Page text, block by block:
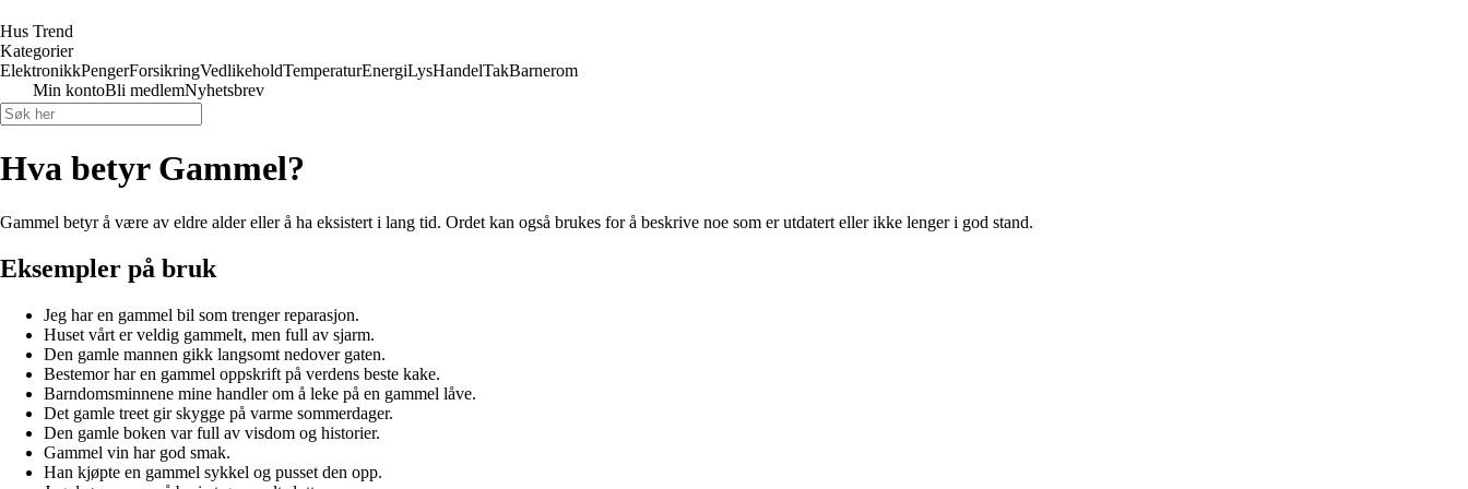
Hus Trend
Kategorier
ElektronikkPengerForsikringVedlikeholdTemperaturEnergiLysHandelTakBarnerom
Min kontoBli medlemNyhetsbrev
Hva betyr Gammel?
Gammel betyr å være av eldre alder eller å ha eksistert i lang tid. Ordet kan også brukes for å beskrive noe som er utdatert eller ikke lenger i god stand.
Eksempler på bruk
Jeg har en gammel bil som trenger reparasjon.
Huset vårt er veldig gammelt, men full av sjarm.
Den gamle mannen gikk langsomt nedover gaten.
Bestemor har en gammel oppskrift på verdens beste kake.
Barndomsminnene mine handler om å leke på en gammel låve.
Det gamle treet gir skygge på varme sommerdager.
Den gamle boken var full av visdom og historier.
Gammel vin har god smak.
Han kjøpte en gammel sykkel og pusset den opp.